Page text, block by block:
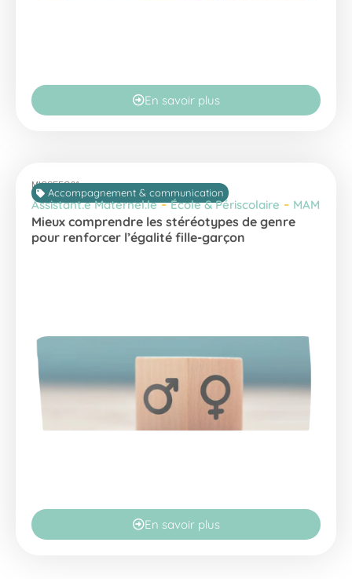
En savoir plus
MICSEFG21
Accompagnement & communication
Assistant.e Maternel.le-École & Périscolaire - MAM
Mieux comprendre les stéréotypes de genre
pour renforcer l’égalité fille-garçon
En savoir plus